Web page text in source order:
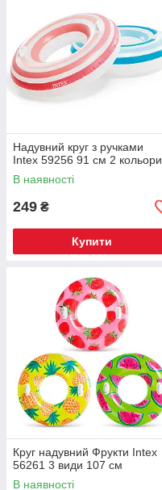
Надувний круг з ручками
Intex 59256 91 см 2 кольори
В наявності
249 ₴
Купити
Круг надувний Фрукти Intex
56261 3 види 107 см
В наявності